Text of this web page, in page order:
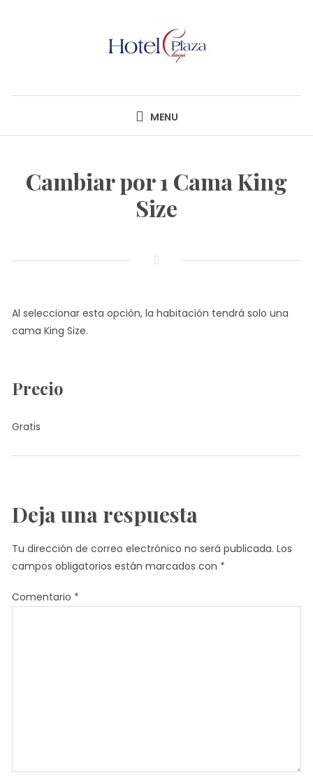
HOTEL PLAZA PLAYA
MENU
Cambiar por 1 Cama King
Size
Al seleccionar esta opción, la habitación tendrá solo una
cama King Size.
Precio
Gratis
Deja una respuesta
Tu dirección de correo electrónico no será publicada. Los
campos obligatorios están marcados con *
Comentario *